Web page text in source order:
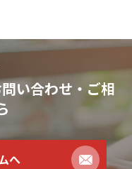
い合わせ・ご相
へ